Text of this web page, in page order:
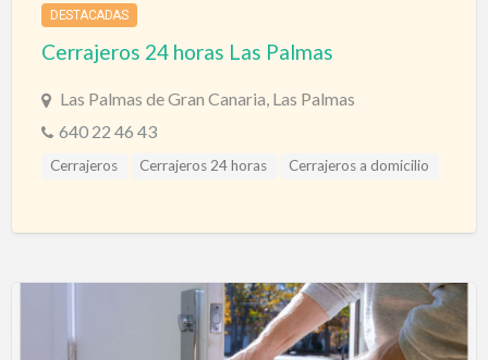
DESTACADAS
Cerrajeros 24 horas Las Palmas
Las Palmas de Gran Canaria, Las Palmas
640 22 46 43
Cerrajeros Cerrajeros 24 horas
Cerrajeros a domicilio
Puertas Automáticas
Puertas Blindadas